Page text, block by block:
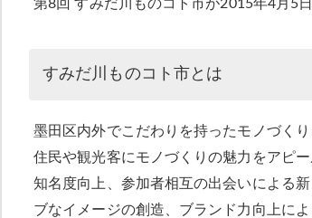
第8回 すみだ川ものコト市が2015年4月5
すみだ川ものコト市とは
墨田区内外でこだわりを持ったモノづく
住民や観光客にモノづくりの魅力をアピ
知名度向上、参加者相互の出会いによる
ブなイメージの創造、ブランド力向上に